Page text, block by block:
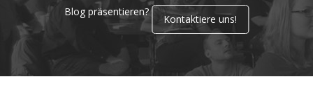
Blog präsentieren?
Kontaktiere uns!